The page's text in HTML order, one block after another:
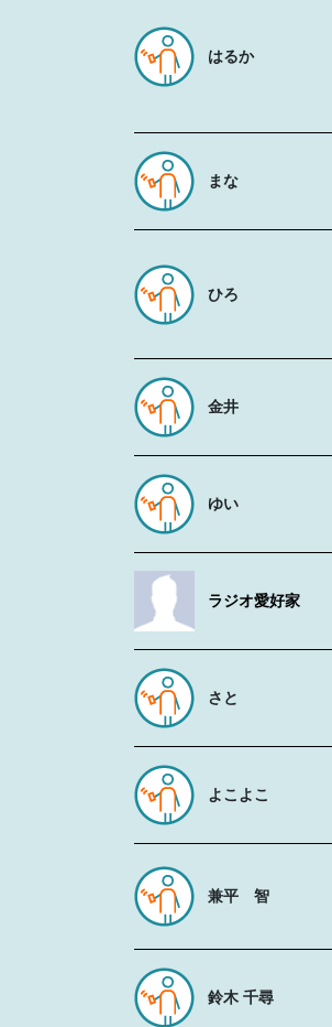
はるか
まな
ひろ
金井
ゆい
ラジオ愛好家
さと
よこよこ
兼平 智
鈴木 千尋